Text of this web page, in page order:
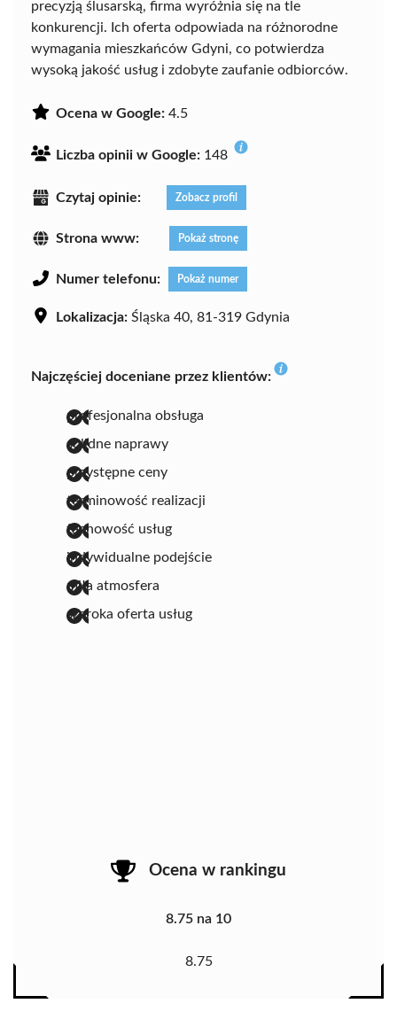
precyzją ślusarską, firma wyróżnia się na tle
konkurencji. Ich oferta odpowiada na różnorodne
wymagania mieszkańców Gdyni, co potwierdza
wysoką jakość usług i zdobyte zaufanie odbiorców.
Ocena w Google: 4.5
Liczba opinii w Google: 148
Czytaj opinie: Zobacz profil
Strona www: Pokaż stronę
Numer telefonu: Pokaż numer
Lokalizacja: Śląska 40, 81-319 Gdynia
Najczęściej doceniane przez klientów:
profesjonalna obsługa
solidne naprawy
przystępne ceny
terminowość realizacji
fachowość usług
indywidualne podejście
miła atmosfera
szeroka oferta usług
Ocena w rankingu
8.75 na 10
8.75